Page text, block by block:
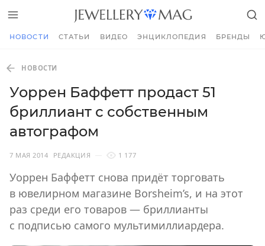
НОВОСТИ СТАТЬИ ВИДЕО ЭНЦИКЛОПЕДИЯ БРЕНДЫ
НОВОСТИ
Уоррен Баффетт продаст 51
бриллиант с собственным
автографом
7 МАЯ 2014 РЕДАКЦИЯ 1 177
Уоррен Баффетт снова придёт торговать
в ювелирном магазине Borsheim’s, и на этот
раз среди его товаров — бриллианты
с подписью самого мультимиллиардера.